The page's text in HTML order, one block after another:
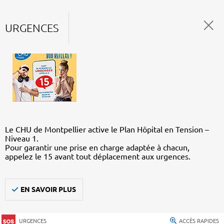
URGENCES
Le CHU de Montpellier active le Plan Hôpital en Tension –
Niveau 1.
Pour garantir une prise en charge adaptée à chacun,
appelez le 15 avant tout déplacement aux urgences.
EN SAVOIR PLUS
URGENCES ACCÈS RAPIDES